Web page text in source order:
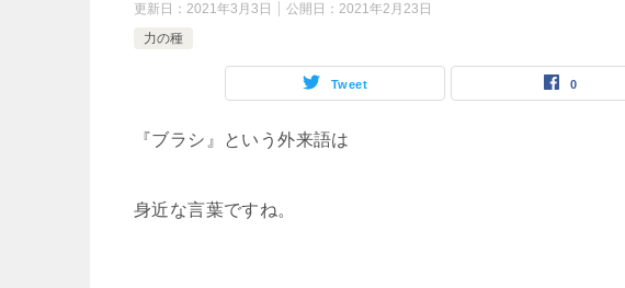
更新日： 2021年3月3日 公開日： 2021年2月23日
力の種
Tweet 0
『ブラシ』という外来語は
身近な言葉ですね。